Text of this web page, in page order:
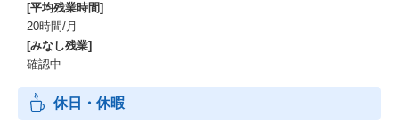
[平均残業時間]
20時間/月
[みなし残業]
確認中
休日・休暇